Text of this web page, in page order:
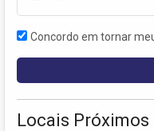
Concordo em tornar
Locais Próximos